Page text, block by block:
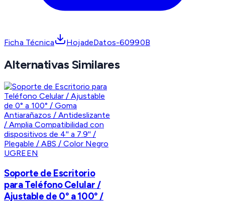
Ficha Técnica HojadeDatos-60990B
Alternativas Similares
UGREEN
Soporte de Escritorio
para Teléfono Celular /
Ajustable de 0° a 100° /